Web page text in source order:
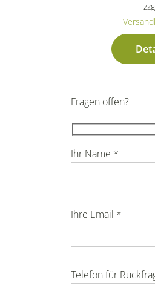
Fragen offen?
Ihr Name *
Ihre Email *
Telefon für